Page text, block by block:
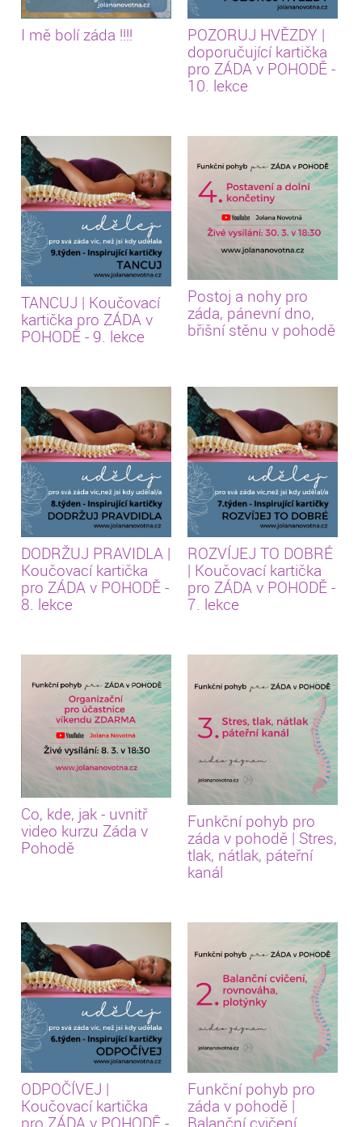
I mě bolí záda !!!!
POZORUJ HVĚZDY |
doporučující kartička
pro ZÁDA v POHODĚ -
10. lekce
TANCUJ | Koučovací
kartička pro ZÁDA v
POHODĚ - 9. lekce
Postoj a nohy pro
záda, pánevní dno,
břišní stěnu v pohodě
DODRŽUJ PRAVIDLA |
Koučovací kartička
pro ZÁDA v POHODĚ -
8. lekce
ROZVÍJEJ TO DOBRÉ
| Koučovací kartička
pro ZÁDA v POHODĚ -
7. lekce
Co, kde, jak - uvnitř
video kurzu Záda v
Pohodě
Funkční pohyb pro
záda v pohodě | Stres,
tlak, nátlak, páteřní
kanál
ODPOČÍVEJ |
Koučovací kartička
pro ZÁDA v POHODĚ -
Funkční pohyb pro
záda v pohodě |
Balanční cvičení,